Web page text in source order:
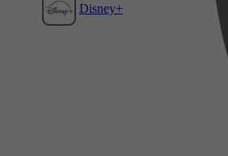
Disney+